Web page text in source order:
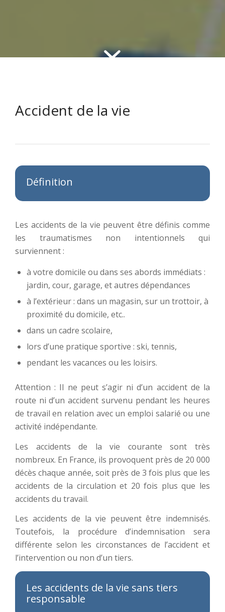
Accident de la vie
Définition
Les accidents de la vie peuvent être définis comme
les traumatismes non intentionnels qui
surviennent :
à votre domicile ou dans ses abords immédiats :
jardin, cour, garage, et autres dépendances
à l’extérieur : dans un magasin, sur un trottoir, à
proximité du domicile, etc..
dans un cadre scolaire,
lors d’une pratique sportive : ski, tennis,
pendant les vacances ou les loisirs.
Attention : Il ne peut s’agir ni d’un accident de la
route ni d’un accident survenu pendant les heures
de travail en relation avec un emploi salarié ou une
activité indépendante.
Les accidents de la vie courante sont très
nombreux. En France, ils provoquent près de 20 000
décès chaque année, soit près de 3 fois plus que les
accidents de la circulation et 20 fois plus que les
accidents du travail.
Les accidents de la vie peuvent être indemnisés.
Toutefois, la procédure d’indemnisation sera
différente selon les circonstances de l’accident et
l’intervention ou non d’un tiers.
Les accidents de la vie sans tiers
responsable